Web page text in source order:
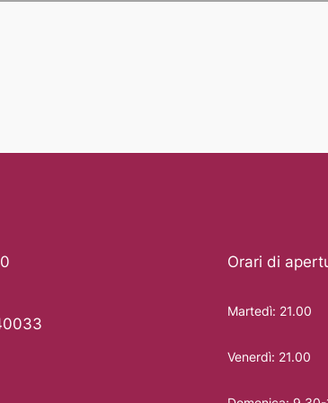
Orari di
Martedì: 21.00
Venerdì: 21.00